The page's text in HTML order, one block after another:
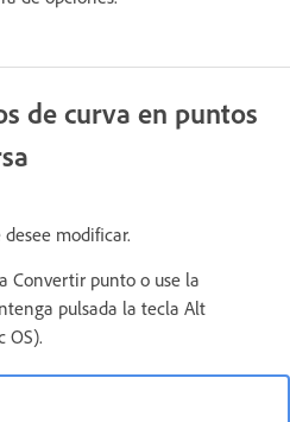
de curva en puntos
modificar.
Convertir punto o use la
pulsada la tecla Alt
OS).